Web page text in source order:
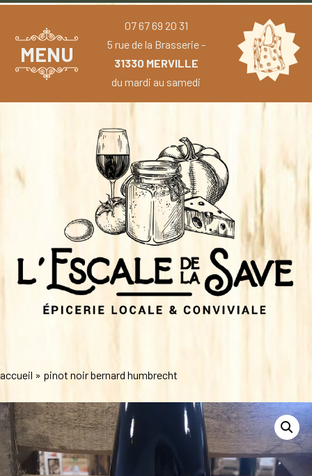
MENU
07 67 69 20 31
5 rue de la Brasserie -
31330 MERVILLE
du mardi au samedi
accueil » pinot noir bernard humbrecht